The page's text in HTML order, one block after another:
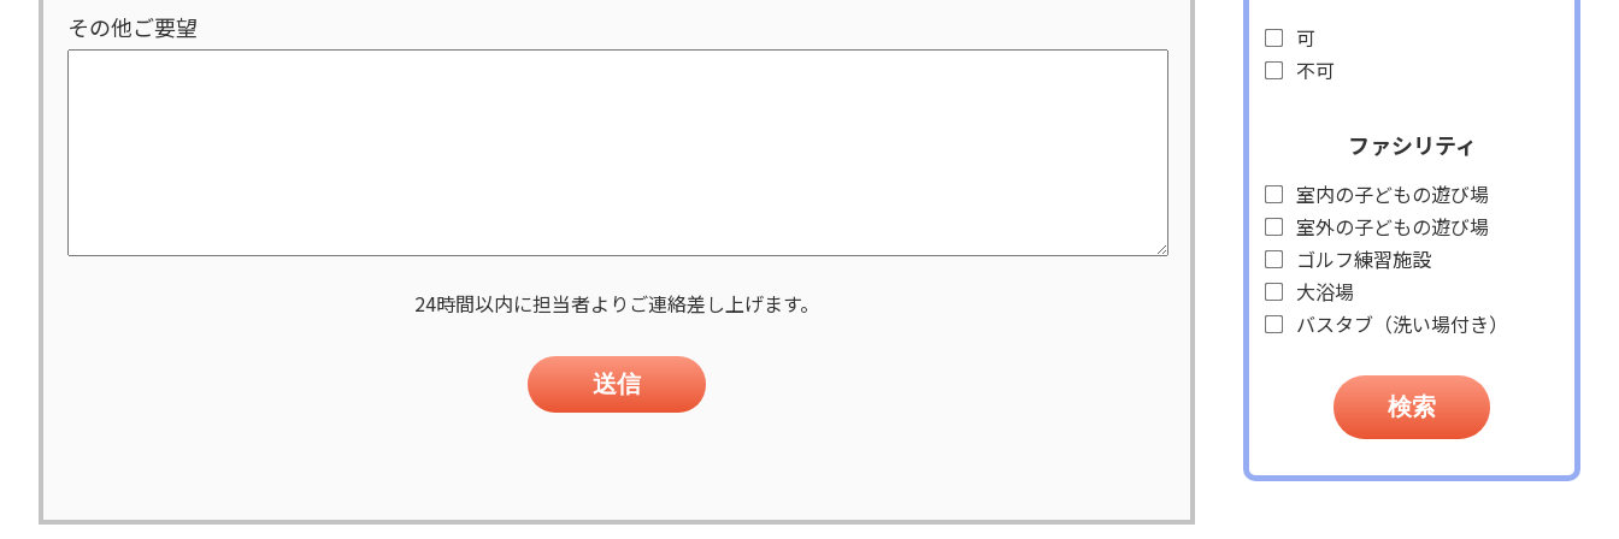
その他ご要望
24時間以内に担当者よりご連絡差し上げます。
可
不可
ファシリティ
室内の子どもの遊び場
室外の子どもの遊び場
ゴルフ練習施設
大浴場
バスタブ（洗い場付き）
検索